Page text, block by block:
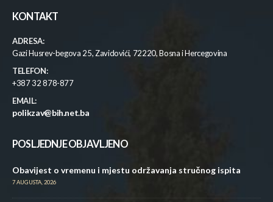
KONTAKT
ADRESA:
Gazi Husrev-begova 25, Zavidovići, 72220, Bosna i Hercegovina
TELEFON:
+387 32 878-877
EMAIL:
polikzav@bih.net.ba
POSLJEDNJE OBJAVLJENO
Obavijest o vremenu i mjestu održavanja stručnog ispita
7 AUGUSTA, 2026